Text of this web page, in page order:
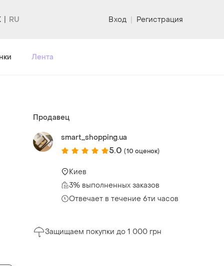
Вход | Регистрация
Лента
Продавец
smart_shopping.ua
5.0 (10 оценок)
Киев
3% выполненных заказов
Отвечает в течение 6ти часов
Защищаем покупки до 1 000 грн